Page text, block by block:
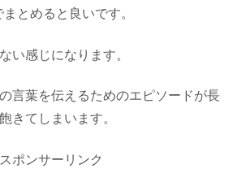
とめると良いです。
い感じになります。
言葉を伝えるためのエピソードが長
きてしまいます。
スポンサーリンク